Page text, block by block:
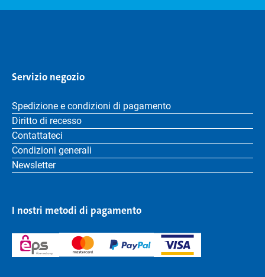
Servizio negozio
Spedizione e condizioni di pagamento
Diritto di recesso
Contattateci
Condizioni generali
Newsletter
I nostri metodi di pagamento